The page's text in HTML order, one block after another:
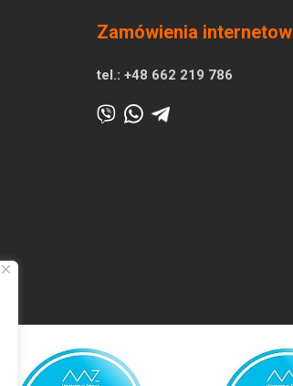
Zamówienia
tel.: +48 662 219 786